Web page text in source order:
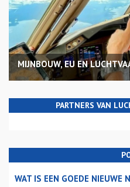
MIJNBOUW, EU EN
PARTNERS VAN
WAT IS EEN GOEDE NIEUWE